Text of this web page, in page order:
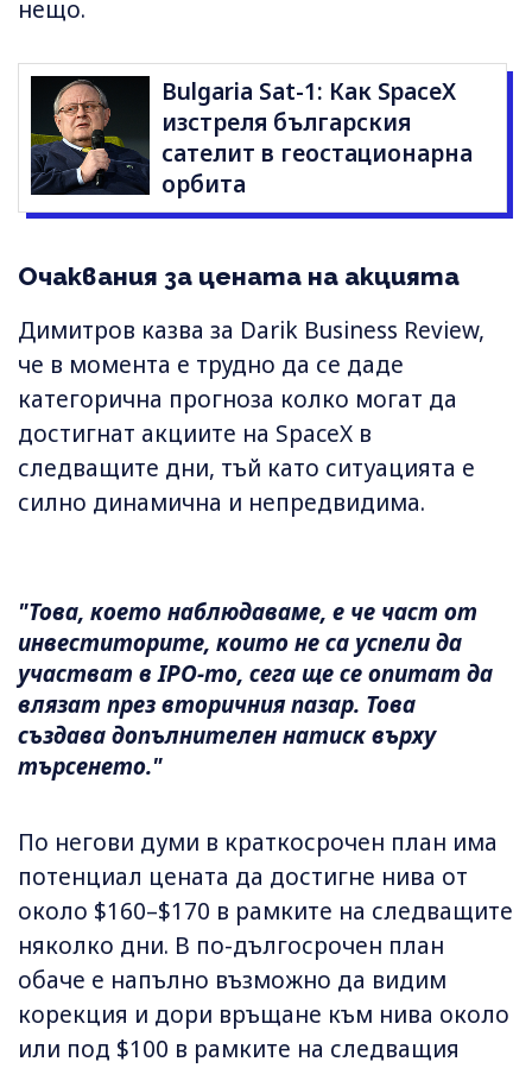
нещо.
Bulgaria Sat-1: Как SpaceX
изстреля българския
сателит в геостационарна
орбита
Очаквания за цената на акцията
Димитров казва за Darik Business Review,
че в момента е трудно да се даде
категорична прогноза колко могат да
достигнат акциите на SpaceX в
следващите дни, тъй като ситуацията е
силно динамична и непредвидима.
"Това, което наблюдаваме, е че част от
инвеститорите, които не са успели да
участват в IPO-то, сега ще се опитат да
влязат през вторичния пазар. Това
създава допълнителен натиск върху
търсенето."
По негови думи в краткосрочен план има
потенциал цената да достигне нива от
около $160–$170 в рамките на следващите
няколко дни. В по-дългосрочен план
обаче е напълно възможно да видим
корекция и дори връщане към нива около
или под $100 в рамките на следващия